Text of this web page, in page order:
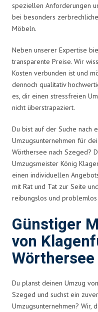
speziellen Anforderungen
bei besonders
Möbeln.
Neben unserer Expertise
transparente Preise. Wir
Kosten verbunden ist und
dennoch qualitativ
es, dir einen stressfreien
nicht überstrapaziert.
Du bist auf der Suche nach
Umzugsunternehmen für
Wörthersee nach Szeged?
Umzugsmeister König
einen individuellen
mit Rat und Tat zur Seite
reibungslos und
Günstiger
von
Du planst deinen Umzug
Szeged und suchst ein
Umzugsunternehmen? Wir,